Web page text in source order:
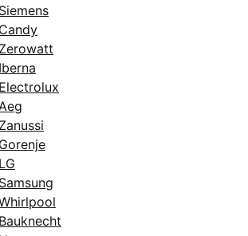
Siemens
Candy
Zerowatt
Iberna
Electrolux
Zanussi
Gorenje
LG
Samsung
Bauknecht